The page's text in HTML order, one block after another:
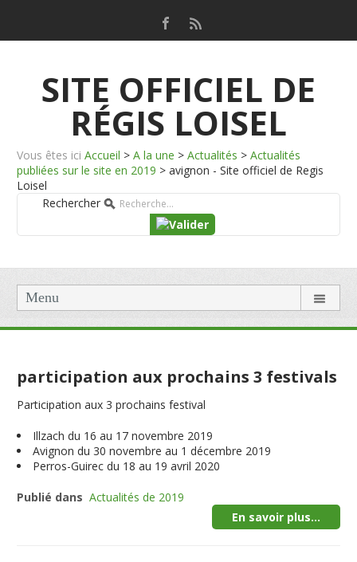
SITE OFFICIEL DE
RÉGIS LOISEL
Vous êtes ici Accueil > A la une > Actualités > Actualités
publiées sur le site en 2019 > avignon - Site officiel de Regis
Loisel
Rechercher
Menu
participation aux prochains 3 festivals
Participation aux 3 prochains festival
Illzach du 16 au 17 novembre 2019
Avignon du 30 novembre au 1 décembre 2019
Perros-Guirec du 18 au 19 avril 2020
Publié dans Actualités de 2019
En savoir plus...